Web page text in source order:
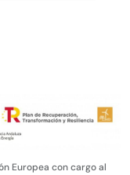
Europea con cargo al